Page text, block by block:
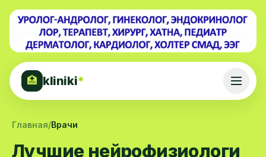
🏥 kliniki*
Главная/Врачи
Лучшие нейрофизиологи